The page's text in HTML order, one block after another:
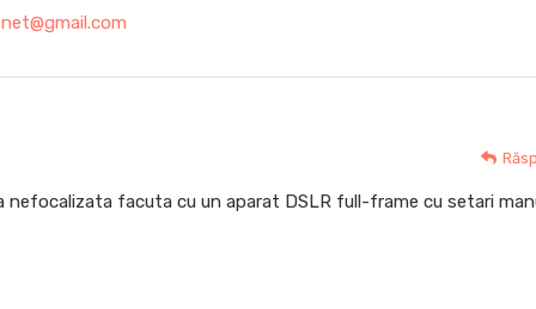
nefocalizata facuta cu un aparat DSLR full-frame cu setari